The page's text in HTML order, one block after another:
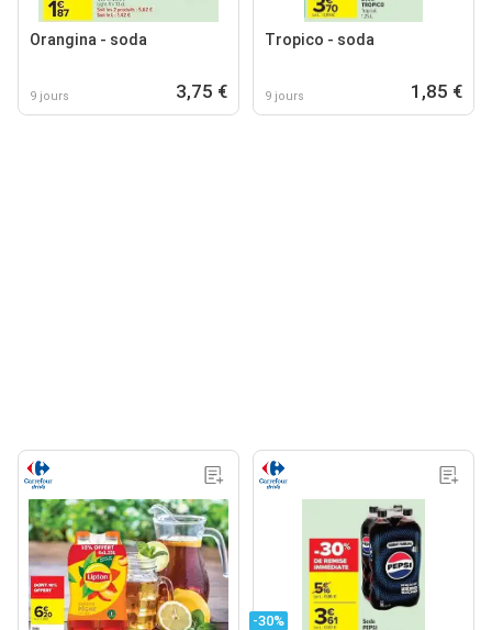
Orangina - soda
9 jours 3,75 €
Tropico - soda
9 jours 1,85 €
-30%